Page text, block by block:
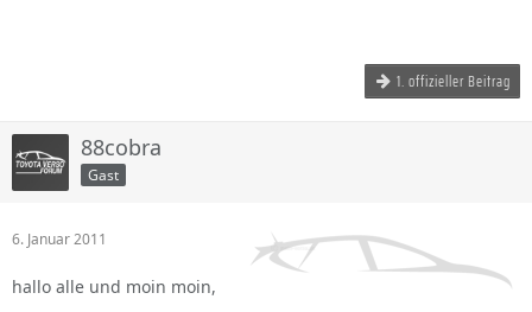
1. offizieller Beitrag
88cobra
Gast
6. Januar 2011
hallo alle und moin moin,